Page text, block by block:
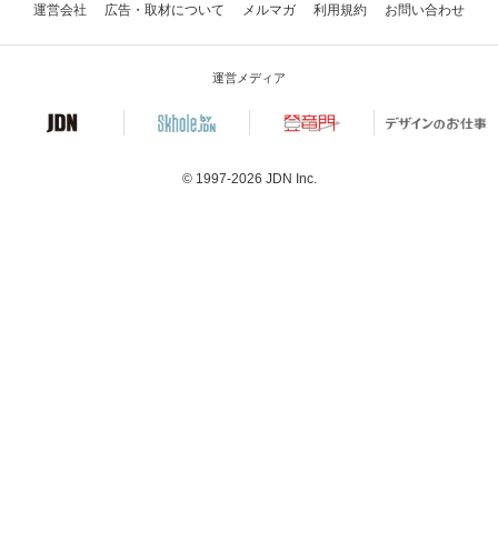
運営会社 広告・取材について メルマガ 利用規約 お問い合わせ
運営メディア
© 1997-2026 JDN Inc.